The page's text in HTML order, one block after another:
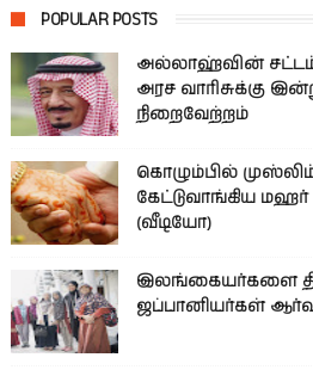
POPULAR POSTS
அல்லாஹ்வின்
அரச வாரிசுக்கு
நிறைவேற்றம்
கொழும்பில்
கேட்டுவாங்கிய மஹர்
(வீடியோ)
இலங்கையர்களை
ஜப்பானியர்கள்